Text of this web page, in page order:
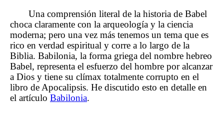
Una comprensión literal de la historia de Babel
choca claramente con la arqueología y la ciencia
moderna; pero una vez más tenemos un tema que es
rico en verdad espiritual y corre a lo largo de la
Biblia. Babilonia, la forma griega del nombre hebreo
Babel, representa el esfuerzo del hombre por alcanzar
a Dios y tiene su clímax totalmente corrupto en el
libro de Apocalipsis. He discutido esto en detalle en
el artículo Babilonia.